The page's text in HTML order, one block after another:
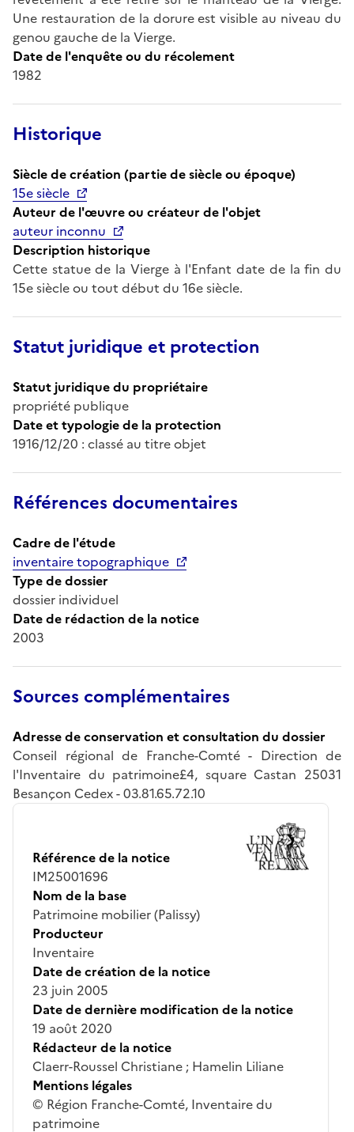
Une restauration de la dorure est visible au niveau du
genou gauche de la Vierge.
Date de l'enquête ou du récolement
1982
Historique
Siècle de création (partie de siècle ou époque)
15e siècle
Auteur de l'œuvre ou créateur de l'objet
auteur inconnu
Description historique
Cette statue de la Vierge à l'Enfant date de la fin du
15e siècle ou tout début du 16e siècle.
Statut juridique et protection
Statut juridique du propriétaire
propriété publique
Date et typologie de la protection
1916/12/20 : classé au titre objet
Références documentaires
Cadre de l'étude
inventaire topographique
Type de dossier
dossier individuel
Date de rédaction de la notice
2003
Sources complémentaires
Adresse de conservation et consultation du dossier
Conseil régional de Franche-Comté - Direction de
l'Inventaire du patrimoine£4, square Castan 25031
Besançon Cedex - 03.81.65.72.10
Référence de la notice
IM25001696
Nom de la base
Patrimoine mobilier (Palissy)
Producteur
Inventaire
Date de création de la notice
23 juin 2005
Date de dernière modification de la notice
19 août 2020
Rédacteur de la notice
Claerr-Roussel Christiane ; Hamelin Liliane
Mentions légales
© Région Franche-Comté, Inventaire du
patrimoine